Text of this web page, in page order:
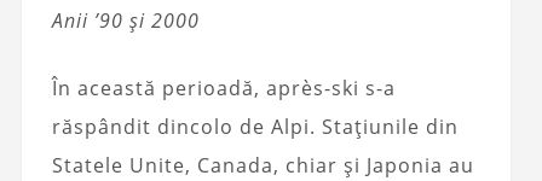
Anii ’90 și 2000
În această perioadă, après-ski s-a
răspândit dincolo de Alpi. Stațiunile din
Statele Unite, Canada, chiar și Japonia au